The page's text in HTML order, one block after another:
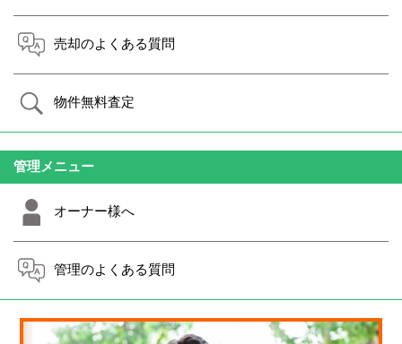
売却のよくある質問
物件無料査定
管理メニュー
オーナー様へ
管理のよくある質問